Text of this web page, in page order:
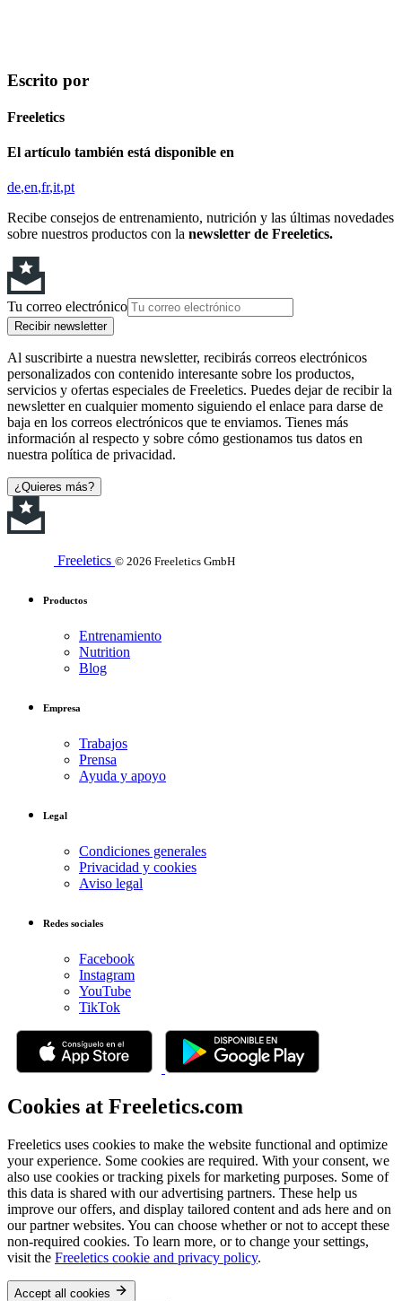
Escrito por
Freeletics
El artículo también está disponible en
de en fr it pt
Recibe consejos de entrenamiento, nutrición y las últimas novedades
sobre nuestros productos con la newsletter de Freeletics.
Tu correo electrónico
Recibir newsletter
Al suscribirte a nuestra newsletter, recibirás correos electrónicos
personalizados con contenido interesante sobre los productos,
servicios y ofertas especiales de Freeletics. Puedes dejar de recibir la
newsletter en cualquier momento siguiendo el enlace para darse de
baja en los correos electrónicos que te enviamos. Tienes más
información al respecto y sobre cómo gestionamos tus datos en
nuestra política de privacidad.
¿Quieres más?
Freeletics © 2026 Freeletics GmbH
Productos
Entrenamiento
Nutrition
Blog
Empresa
Trabajos
Prensa
Ayuda y apoyo
Legal
Condiciones generales
Privacidad y cookies
Aviso legal
Redes sociales
Facebook
Instagram
YouTube
TikTok
Cookies at Freeletics.com
Freeletics uses cookies to make the website functional and optimize
your experience. Some cookies are required. With your consent, we
also use cookies or tracking pixels for marketing purposes. Some of
this data is shared with our advertising partners. These help us
improve our offers, and display tailored content and ads here and on
our partner websites. You can choose whether or not to accept these
non-required cookies. To learn more, or to change your settings,
visit the Freeletics cookie and privacy policy.
Accept all cookies